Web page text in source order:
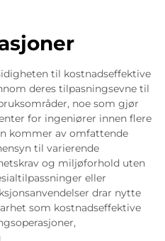
til kostnadseffektive
deres tilpasningsevne til
noe som gjør
for ingeniører innen flere
kommer av omfattende
til varierende
og miljøforhold uten
eller
drar nytte
som kostnadseffektive